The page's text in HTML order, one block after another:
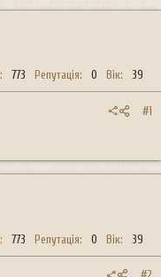
773 Репутація 0 Вік 39
#1
773 Репутація 0 Вік 39